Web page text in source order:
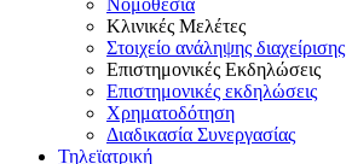
Νομοθεσία
Κλινικές Μελέτες
Στοιχείο ανάληψης διαχείρισης
Επιστημονικές Εκδηλώσεις
Επιστημονικές εκδηλώσεις
Χρηματοδότηση
Διαδικασία Συνεργασίας
Τηλεϊατρική